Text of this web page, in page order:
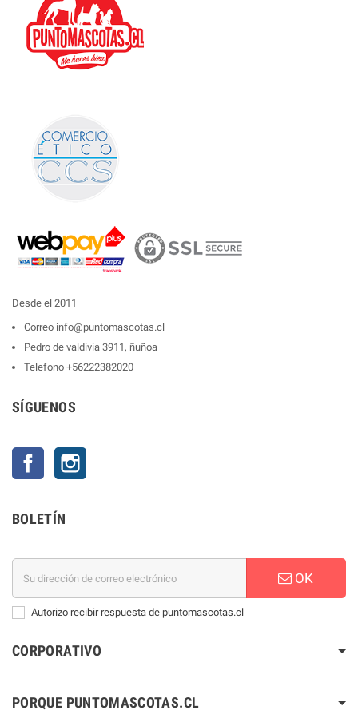
Desde el 2011
Correo info@puntomascotas.cl
Pedro de valdivia 3911, ñuñoa
Telefono +56222382020
SÍGUENOS
Facebook
BOLETÍN
OK
Autorizo recibir respuesta de puntomascotas.cl
CORPORATIVO
PORQUE PUNTOMASCOTAS.CL